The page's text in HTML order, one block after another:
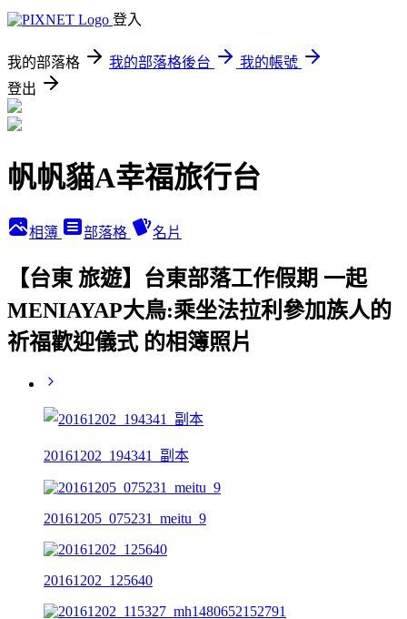
登入
我的部落格 我的部落格後台
我的帳號
登出
帆帆貓A幸福旅行台
相簿 部落格 名片
【台東 旅遊】台東部落工作假期 一起
MENIAYAP大鳥:乘坐法拉利參加族人的
祈福歡迎儀式 的相簿照片
20161202_194341_副本
20161205_075231_meitu_9
20161202_125640